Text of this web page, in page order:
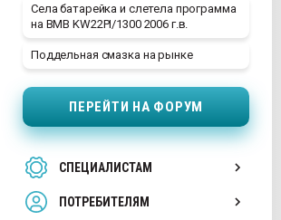
Села батарейка и слетела программа
на BMB KW22PI/1300 2006 г.в.
Поддельная смазка на рынке
ПЕРЕЙТИ НА ФОРУМ
СПЕЦИАЛИСТАМ
ПОТРЕБИТЕЛЯМ